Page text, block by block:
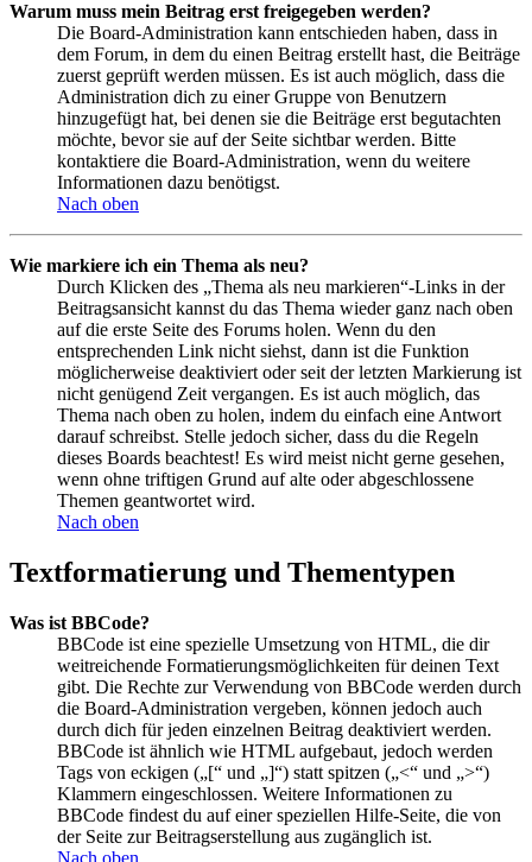
Warum muss mein Beitrag erst freigegeben werden?
Die Board-Administration kann entschieden haben, dass in
dem Forum, in dem du einen Beitrag erstellt hast, die Beiträge
zuerst geprüft werden müssen. Es ist auch möglich, dass die
Administration dich zu einer Gruppe von Benutzern
hinzugefügt hat, bei denen sie die Beiträge erst begutachten
möchte, bevor sie auf der Seite sichtbar werden. Bitte
kontaktiere die Board-Administration, wenn du weitere
Informationen dazu benötigst.
Nach oben
Wie markiere ich ein Thema als neu?
Durch Klicken des „Thema als neu markieren“-Links in der
Beitragsansicht kannst du das Thema wieder ganz nach oben
auf die erste Seite des Forums holen. Wenn du den
entsprechenden Link nicht siehst, dann ist die Funktion
möglicherweise deaktiviert oder seit der letzten Markierung ist
nicht genügend Zeit vergangen. Es ist auch möglich, das
Thema nach oben zu holen, indem du einfach eine Antwort
darauf schreibst. Stelle jedoch sicher, dass du die Regeln
dieses Boards beachtest! Es wird meist nicht gerne gesehen,
wenn ohne triftigen Grund auf alte oder abgeschlossene
Themen geantwortet wird.
Nach oben
Textformatierung und Thementypen
Was ist BBCode?
BBCode ist eine spezielle Umsetzung von HTML, die dir
weitreichende Formatierungsmöglichkeiten für deinen Text
gibt. Die Rechte zur Verwendung von BBCode werden durch
die Board-Administration vergeben, können jedoch auch
durch dich für jeden einzelnen Beitrag deaktiviert werden.
BBCode ist ähnlich wie HTML aufgebaut, jedoch werden
Tags von eckigen („[“ und „]“) statt spitzen („<“ und „>“)
Klammern eingeschlossen. Weitere Informationen zu
BBCode findest du auf einer speziellen Hilfe-Seite, die von
der Seite zur Beitragserstellung aus zugänglich ist.
Nach oben